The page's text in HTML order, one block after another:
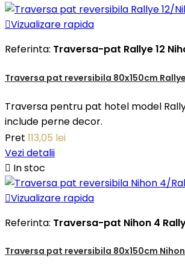
Vizualizare rapida
Referinta: Traversa-pat Rallye 12
Traversa pat reversibila 80x150cm
Traversa pentru pat hotel model
include perne decor.
Pret 113,05 lei
Vezi detalii
 In stoc
Vizualizare rapida
Referinta: Traversa-pat Nihon 4
Traversa pat reversibila 80x150cm